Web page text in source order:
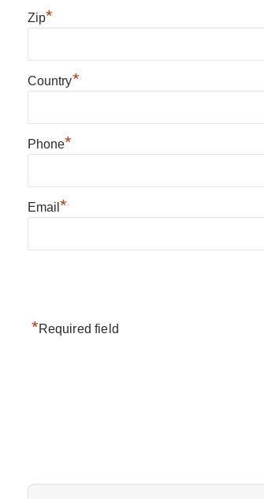
Zip*
Country*
Phone*
Email*
*Required field